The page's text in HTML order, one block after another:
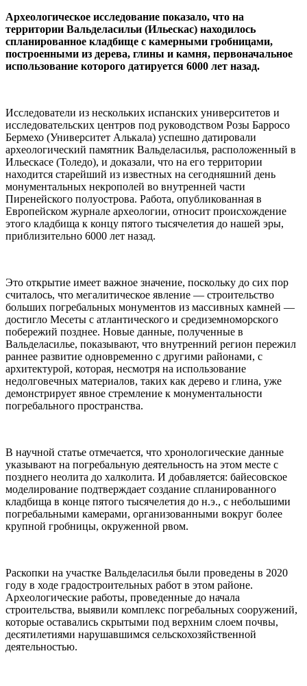
Археологическое исследование показало, что на
территории Вальделасильи (Ильескас) находилось
спланированное кладбище с камерными гробницами,
построенными из дерева, глины и камня, первоначальное
использование которого датируется 6000 лет назад.
Исследователи из нескольких испанских университетов и
исследовательских центров под руководством Розы Барросо
Бермехо (Университет Алькала) успешно датировали
археологический памятник Вальделасилья, расположенный в
Ильескасе (Толедо), и доказали, что на его территории
находится старейший из известных на сегодняшний день
монументальных некрополей во внутренней части
Пиренейского полуострова. Работа, опубликованная в
Европейском журнале археологии, относит происхождение
этого кладбища к концу пятого тысячелетия до нашей эры,
приблизительно 6000 лет назад.
Это открытие имеет важное значение, поскольку до сих пор
считалось, что мегалитическое явление — строительство
больших погребальных монументов из массивных камней —
достигло Месеты с атлантического и средиземноморского
побережий позднее. Новые данные, полученные в
Вальделасилье, показывают, что внутренний регион пережил
раннее развитие одновременно с другими районами, с
архитектурой, которая, несмотря на использование
недолговечных материалов, таких как дерево и глина, уже
демонстрирует явное стремление к монументальности
погребального пространства.
В научной статье отмечается, что хронологические данные
указывают на погребальную деятельность на этом месте с
позднего неолита до халколита. И добавляется: байесовское
моделирование подтверждает создание спланированного
кладбища в конце пятого тысячелетия до н.э., с небольшими
погребальными камерами, организованными вокруг более
крупной гробницы, окруженной рвом.
Раскопки на участке Вальделасилья были проведены в 2020
году в ходе градостроительных работ в этом районе.
Археологические работы, проведенные до начала
строительства, выявили комплекс погребальных сооружений,
которые оставались скрытыми под верхним слоем почвы,
десятилетиями нарушавшимся сельскохозяйственной
деятельностью.